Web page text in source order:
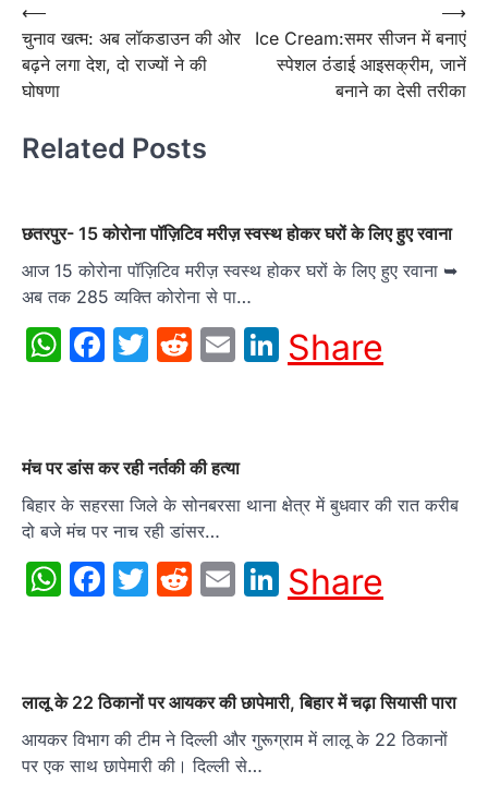
Post
navigation
⟵
चुनाव खत्म: अब लॉकडाउन की ओर
बढ़ने लगा देश, दो राज्यों ने की
घोषणा
Ice Cream:समर सीजन में बनाएं
स्पेशल ठंंडाई आइसक्रीम, जानें
बनाने का देसी तरीका
⟶
Related Posts
छतरपुर- 15 कोरोना पॉज़िटिव मरीज़ स्वस्थ होकर घरों के लिए हुए रवाना
आज 15 कोरोना पॉज़िटिव मरीज़ स्वस्थ होकर घरों के लिए हुए रवाना ➥
अब तक 285 व्यक्ति कोरोना से पा…
WhatsApp
Facebook
Twitter
Reddit
EmailLinkedIn
Share
मंच पर डांस कर रही नर्तकी की हत्या
बिहार के सहरसा जिले के सोनबरसा थाना क्षेत्र में बुधवार की रात करीब
दो बजे मंच पर नाच रही डांसर…
WhatsApp
Facebook
Twitter
Reddit
EmailLinkedIn
Share
लालू के 22 ठिकानों पर आयकर की छापेमारी, बिहार में चढ़ा सियासी पारा
आयकर विभाग की टीम ने दिल्ली और गुरूग्राम में लालू के 22 ठिकानों
पर एक साथ छापेमारी की। दिल्ली से…